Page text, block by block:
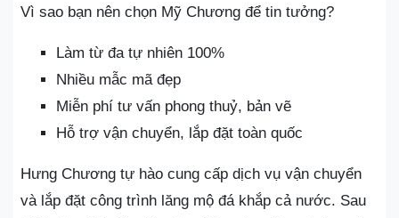
Vì sao bạn nên chọn Mỹ Chương để tin tưởng?
Làm từ đa tự nhiên 100%
Nhiều mẫc mã đẹp
Miễn phí tư vấn phong thuỷ, bản vẽ
Hỗ trợ vận chuyển, lắp đặt toàn quốc
Hưng Chương tự hào cung cấp dịch vụ vận chuyển
và lắp đặt công trình lăng mộ đá khắp cả nước. Sau